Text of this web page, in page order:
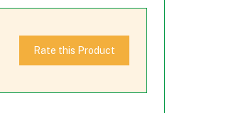
Rate this Product